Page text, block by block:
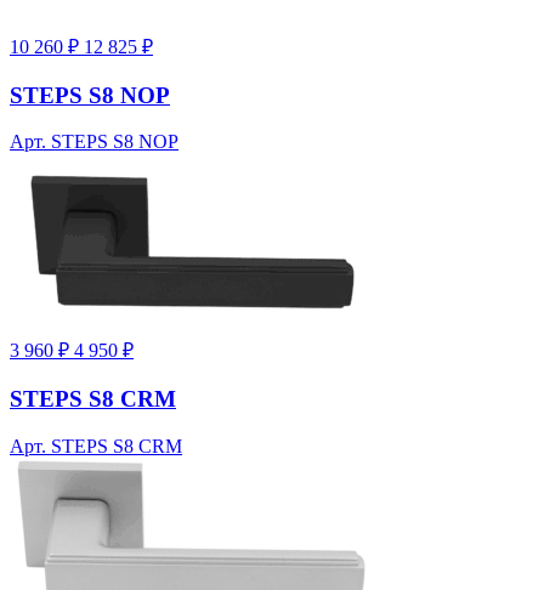
10 260 ₽ 12 825 ₽
STEPS S8 NOP
Арт. STEPS S8 NOP
3 960 ₽ 4 950 ₽
STEPS S8 CRM
Арт. STEPS S8 CRM